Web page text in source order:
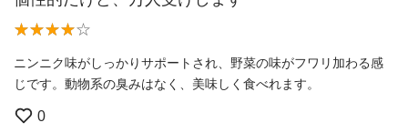
ニンニク味がしっかりサポートされ、野菜の味がフワリ加わる感
じです。動物系の臭みはなく、美味しく食べれます。
0